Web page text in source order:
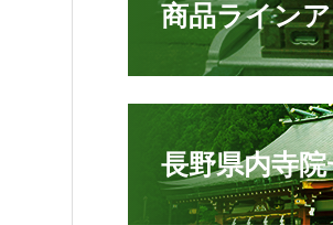
商品ライン
長野県内寺院